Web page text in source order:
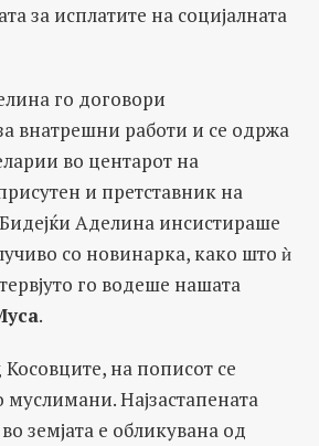
за исплатите на социјалната
го договори
внатрешни работи и се одржа
во центарот на
и претставник на
Аделина инсистираше
со новинарка, како што ѝ
го водеше нашата
.
на пописот се
муслимани. Најзастапената
земјата е обликувана од